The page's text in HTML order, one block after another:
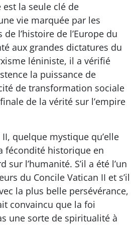
la seule clé de
vie marquée par les
l’histoire de l’Europe du
aux grandes dictatures du
léniniste, il a vérifié
la puissance de
de transformation sociale
de la vérité sur l’empire
II, quelque mystique qu’elle
fécondité historique en
sur l’humanité. S’il a été l’un
du Concile Vatican II et s’il
la plus belle persévérance,
convaincu que la foi
une sorte de spiritualité à